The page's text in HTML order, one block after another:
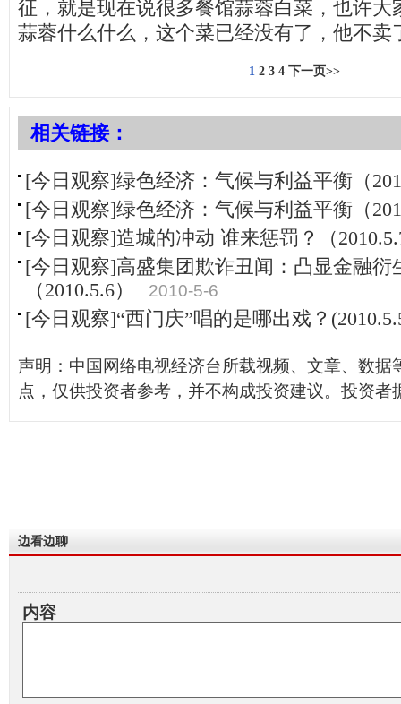
征，就是现在说很多餐馆蒜蓉白菜，也许大
蒜蓉什么什么，这个菜已经没有了，他不卖
1 2 3 4 下一页>>
相关链接：
[今日观察]绿色经济：气候与利益平衡（
[今日观察]绿色经济：气候与利益平衡（
[今日观察]造城的冲动 谁来惩罚？（
[今日观察]高盛集团欺诈丑闻：凸显金融衍
（2010.5.6）
2010-5-6
[今日观察]“西门庆”唱的是哪出戏？
声明：中国网络电视经济台所载视频、文章、数据
点，仅供投资者参考，并不构成投资建议。投资者
边看边聊
内容